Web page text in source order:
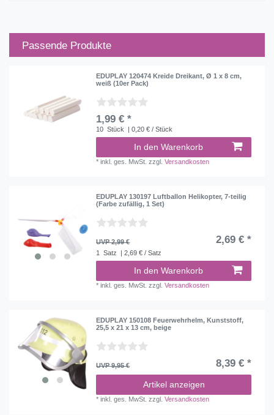
Passende Produkte
EDUPLAY 120474 Kreide Dreikant, Ø 1 x 8 cm,
weiß (10er Pack)
1,99 € *
10 Stück | 0,20 € / Stück
In den Warenkorb
*inkl. ges. MwSt. zzgl.Versandkosten
EDUPLAY 130197 Luftballon Helikopter, 7-teilig
(Farbe zufällig, 1 Set)
UVP 2,99 € 2,69 € *
1 Satz | 2,69 € / Satz
In den Warenkorb
*inkl. ges. MwSt. zzgl.Versandkosten
EDUPLAY 150108 Feuerwehrhelm, Kunststoff,
25,5 x 21 x 13 cm, beige
UVP 9,95 € 8,39 € *
Artikel anzeigen
*inkl. ges. MwSt. zzgl.Versandkosten